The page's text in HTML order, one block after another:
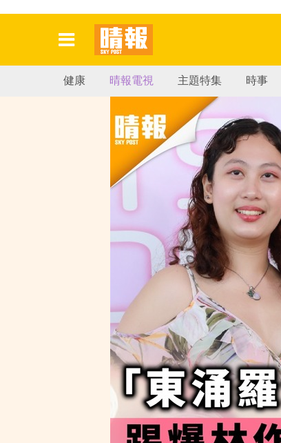
健康 晴報電視 主題特集 時事